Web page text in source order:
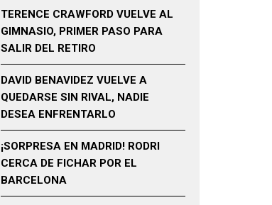
TERENCE CRAWFORD VUELVE AL
GIMNASIO, PRIMER PASO PARA
SALIR DEL RETIRO
DAVID BENAVIDEZ VUELVE A
QUEDARSE SIN RIVAL, NADIE
DESEA ENFRENTARLO
¡SORPRESA EN MADRID! RODRI
CERCA DE FICHAR POR EL
BARCELONA